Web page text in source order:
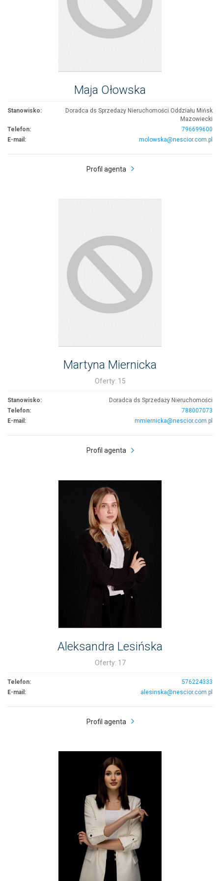
Maja Ołowska
Stanowisko:
Doradca ds Sprzedaży Nieruchomości Oddziału Mińsk
Mazowiecki
Telefon:
796699600
E-mail:
molowska@nescior.com.pl
Profil agenta
Martyna Miernicka
Oferty: 15
Stanowisko:
Doradca ds Sprzedaży Nieruchomości
Telefon:
788007073
E-mail:
mmiernicka@nescior.com.pl
Profil agenta
Aleksandra Lesińska
Oferty: 17
Telefon:
576224333
E-mail:
alesinska@nescior.com.pl
Profil agenta